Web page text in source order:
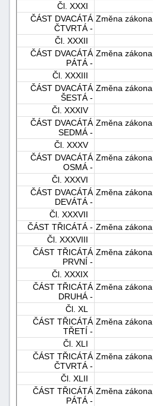
Čl. XXXI
ČÁST DVACÁTÁ
ČTVRTÁ -
Změna
Čl. XXXII
ČÁST DVACÁTÁ
PÁTÁ -
Změna
Čl. XXXIII
ČÁST DVACÁTÁ
ŠESTÁ -
Změna
Čl. XXXIV
ČÁST DVACÁTÁ
SEDMÁ -
Změna
Čl. XXXV
ČÁST DVACÁTÁ
OSMÁ -
Změna
Čl. XXXVI
ČÁST DVACÁTÁ
DEVÁTÁ -
Změna
Čl. XXXVII
ČÁST TŘICÁTÁ - Změna
Čl. XXXVIII
ČÁST TŘICÁTÁ
PRVNÍ -
Změna
Čl. XXXIX
ČÁST TŘICÁTÁ
DRUHÁ -
Změna
Čl. XL
ČÁST TŘICÁTÁ
TŘETÍ -
Změna
Čl. XLI
ČÁST TŘICÁTÁ
ČTVRTÁ -
Změna
Čl. XLII
ČÁST TŘICÁTÁ
PÁTÁ -
Změna